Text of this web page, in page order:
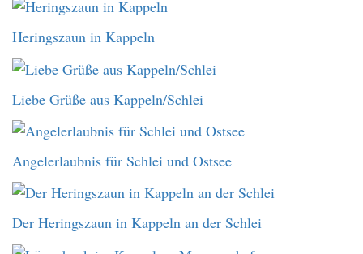
Heringszaun in Kappeln
Liebe Grüße aus Kappeln/Schlei
Angelerlaubnis für Schlei und Ostsee
Der Heringszaun in Kappeln an der Schlei